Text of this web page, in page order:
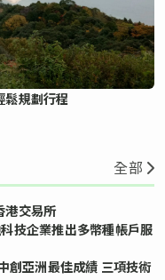
鬆規劃行程
全部
港交易所
技企業推出多幣種帳戶服
創亞洲最佳成績 三項技術